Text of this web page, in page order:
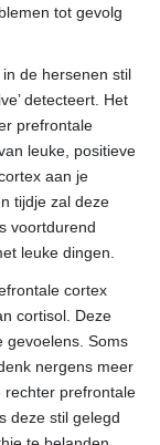
tot gevolg
de hersenen stil
detecteert. Het
prefrontale
leuke, positieve
aan je
tijdje zal deze
voortdurend
leuke dingen.
cortex
cortisol. Deze
gevoelens. Soms
nergens meer
rechter prefrontale
deze stil gelegd